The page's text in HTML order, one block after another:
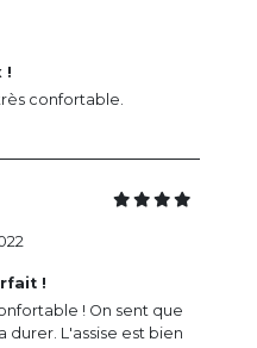
!
confortable.
!
! On sent que
durer. L'assise est bien